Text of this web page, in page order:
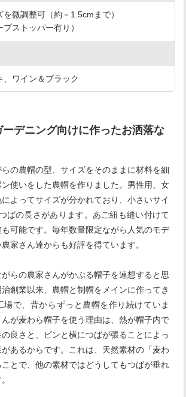
微調整可（約－1.5cmまで）
ストッパー有り）
、ワイン＆ブラック
デニング向けに作ったお洒落な
の農帽の型、サイズをそのままに材料を細
ン使いをした農帽を作りました。男性用、女
よってサイズが分かれており、小さいサイ
ばの長さがあります。あご紐も縫い付けて
可能です。毎年数量限定ながら人気のモデ
家さん達からも好評を得ています。
らの農家さんがかぶる帽子を連想すると思
創業以来、農帽と制帽をメインに作ってき
場で、昔からずっと農帽を作り続けていま
が麦わら帽子を使う理由は、熱が帽子内で
良さと、ピンと横につばが張ることによっ
あるからです。これは、天然素材の「麦わ
とで、他の素材ではどうしてもつばが垂れ